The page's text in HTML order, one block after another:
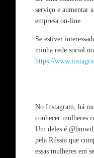
serviço e aumentar
empresa on-line.
Se estiver
minha rede social
https://
No Instagram, há
conhecer mulheres
Um deles é
pela Rússia que
essas mulheres em